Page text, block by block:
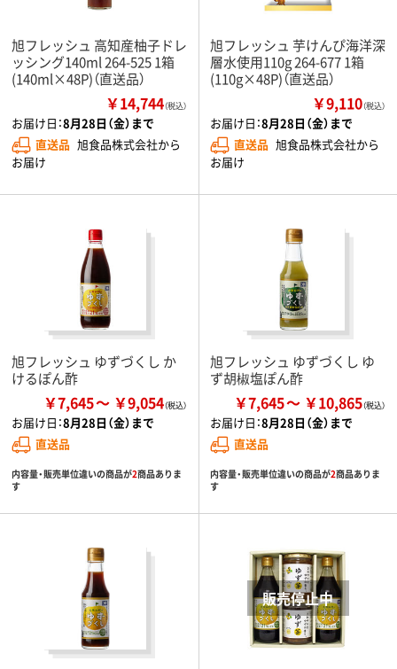
旭フレッシュ 高知産柚子ドレ
ッシング140ml 264-525 1箱
(140ml×48P)（直送品）
￥14,744（税込）
お届け日：8月28日（金）まで
直送品 旭食品株式会社から
お届け
旭フレッシュ 芋けんぴ海洋深
層水使用110g 264-677 1箱
(110g×48P)（直送品）
￥9,110（税込）
お届け日：8月28日（金）まで
直送品 旭食品株式会社から
お届け
旭フレッシュ ゆずづくし か
けるぽん酢
￥7,645 ￥9,054
お届け日：8月28日（金）まで
直送品
内容量・販売単位違いの商品が2商品ありま
す
旭フレッシュ ゆずづくし ゆ
ず胡椒塩ぽん酢
￥7,645 ￥10,865
お届け日：8月28日（金）まで
直送品
内容量・販売単位違いの商品が2商品ありま
す